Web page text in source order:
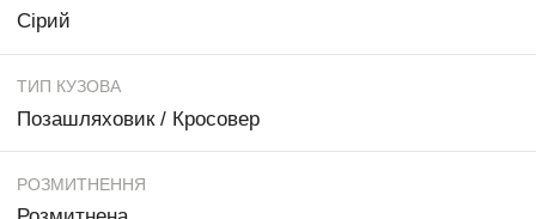
Сірий
ТИП КУЗОВА
Позашляховик / Кросовер
РОЗМИТНЕННЯ